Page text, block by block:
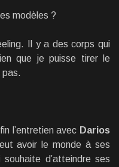
modèles ?
Il y a des corps qui
que je puisse tirer le
pas.
l’entretien avec Darios
avoir le monde à ses
souhaite d’atteindre ses